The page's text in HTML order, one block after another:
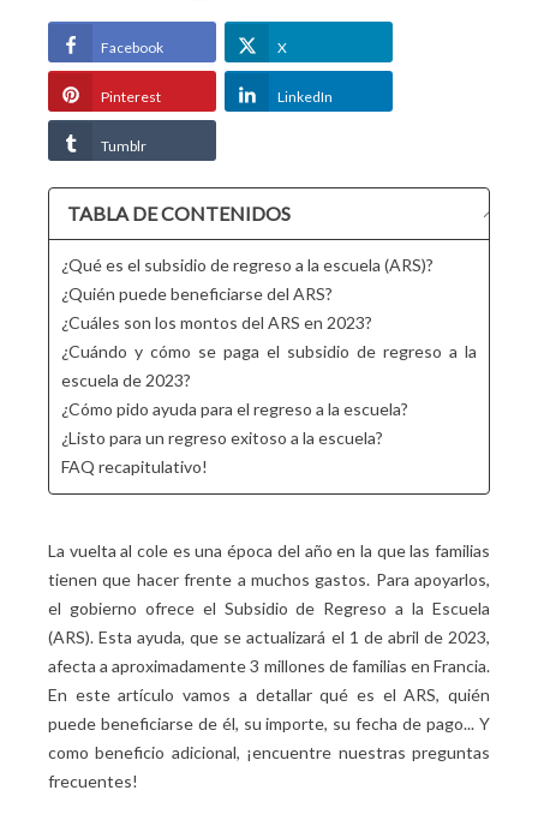
Facebook X
Pinterest LinkedIn
Tumblr
TABLA DE CONTENIDOS
¿Qué es el subsidio de regreso a la escuela (ARS)?
¿Quién puede beneficiarse del ARS?
¿Cuáles son los montos del ARS en 2023?
¿Cuándo y cómo se paga el subsidio de regreso a la
escuela de 2023?
¿Cómo pido ayuda para el regreso a la escuela?
¿Listo para un regreso exitoso a la escuela?
FAQ recapitulativo!
La vuelta al cole es una época del año en la que las familias
tienen que hacer frente a muchos gastos. Para apoyarlos,
el gobierno ofrece el Subsidio de Regreso a la Escuela
(ARS). Esta ayuda, que se actualizará el 1 de abril de 2023,
afecta a aproximadamente 3 millones de familias en Francia.
En este artículo vamos a detallar qué es el ARS, quién
puede beneficiarse de él, su importe, su fecha de pago... Y
como beneficio adicional, ¡encuentre nuestras preguntas
frecuentes!